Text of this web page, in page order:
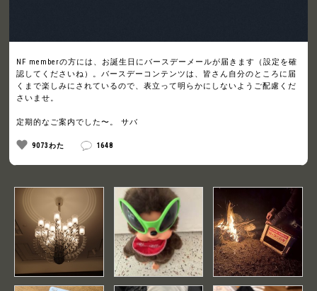
NF memberの方には、お誕生日にバースデーメールが届きます（設定を確
認してくださいね）。バースデーコンテンツは、皆さん自分のところに届
くまで楽しみにされているので、表立って明らかにしないようご配慮くだ
さいませ。
定期的なご案内でした〜。 サバ
9073わた 1648